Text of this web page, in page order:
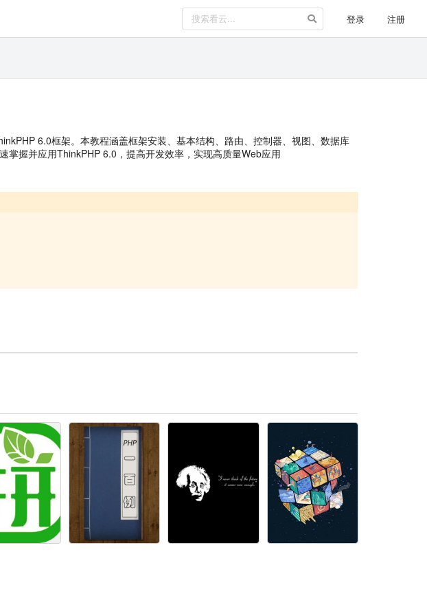
登录 注册
6.0框架。本教程涵盖框架安装、基本结构、路由、控制器、视图、数据库
掌握并应用ThinkPHP 6.0，提高开发效率，实现高质量Web应用